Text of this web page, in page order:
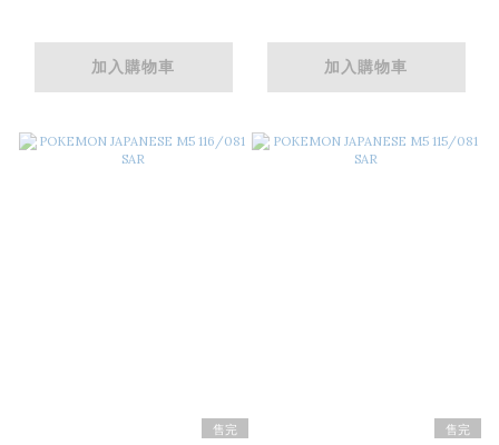
加入購物車 加入購物車
售完 售完